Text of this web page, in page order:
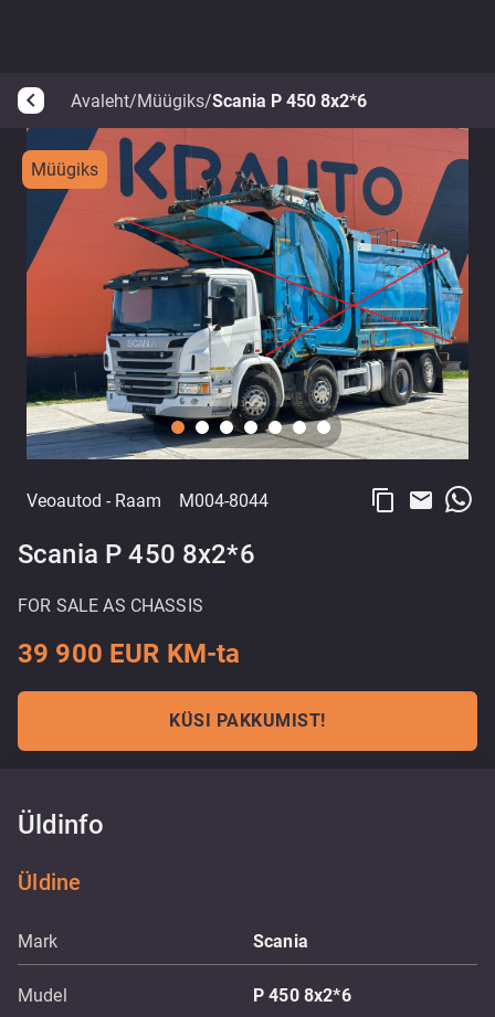
arrow_back_ios Avaleht/Müügiks/Scania P 450 8x2*6
Müügiks
Veoautod - Raam M004-8044 content_copy email
Scania P 450 8x2*6
FOR SALE AS CHASSIS
39 900 EUR KM-ta
KÜSI PAKKUMIST!
Üldinfo
Üldine
Mark Scania
Mudel P 450 8x2*6